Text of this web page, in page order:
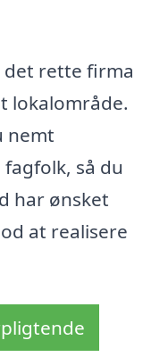
rette firma
lokalområde.
nemt
så du
har ønsket
at realisere